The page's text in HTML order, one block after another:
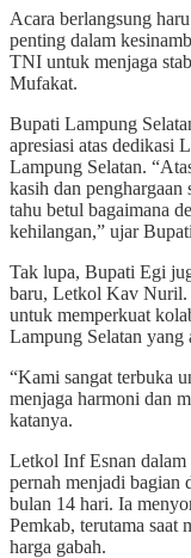
Acara berlangsung
penting dalam
TNI untuk menjaga
Mufakat.
Bupati Lampung
apresiasi atas dedikasi
Lampung Selatan.
kasih dan
tahu betul bagaimana
kehilangan,” ujar
Tak lupa, Bupati Egi
baru, Letkol Kav Nuril.
untuk memperkuat
Lampung Selatan yang
“Kami sangat terbuka
menjaga harmoni dan
katanya.
Letkol Inf Esnan dalam
pernah menjadi bagian
bulan 14 hari. Ia
Pemkab, terutama saat
harga gabah.